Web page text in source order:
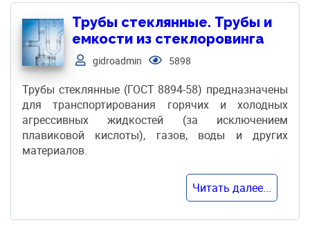
Трубы стеклянные. Трубы и
емкости из стеклоровинга
gidroadmin 5898
Трубы стеклянные (ГОСТ 8894-58) предназначены
для транспортирования горячих и холодных
агрессивных жидкостей (за исключением
плавиковой кислоты), газов, воды и других
материалов.
Читать далее...